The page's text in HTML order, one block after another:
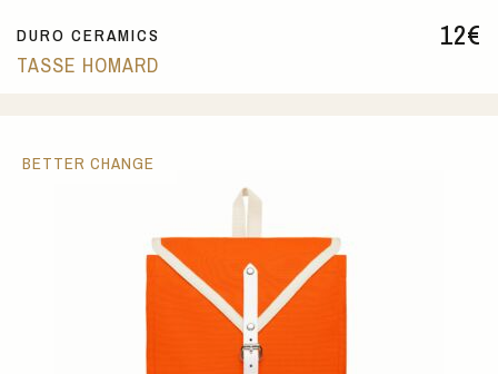
12€
DURO CERAMICS
TASSE HOMARD
BETTER CHANGE